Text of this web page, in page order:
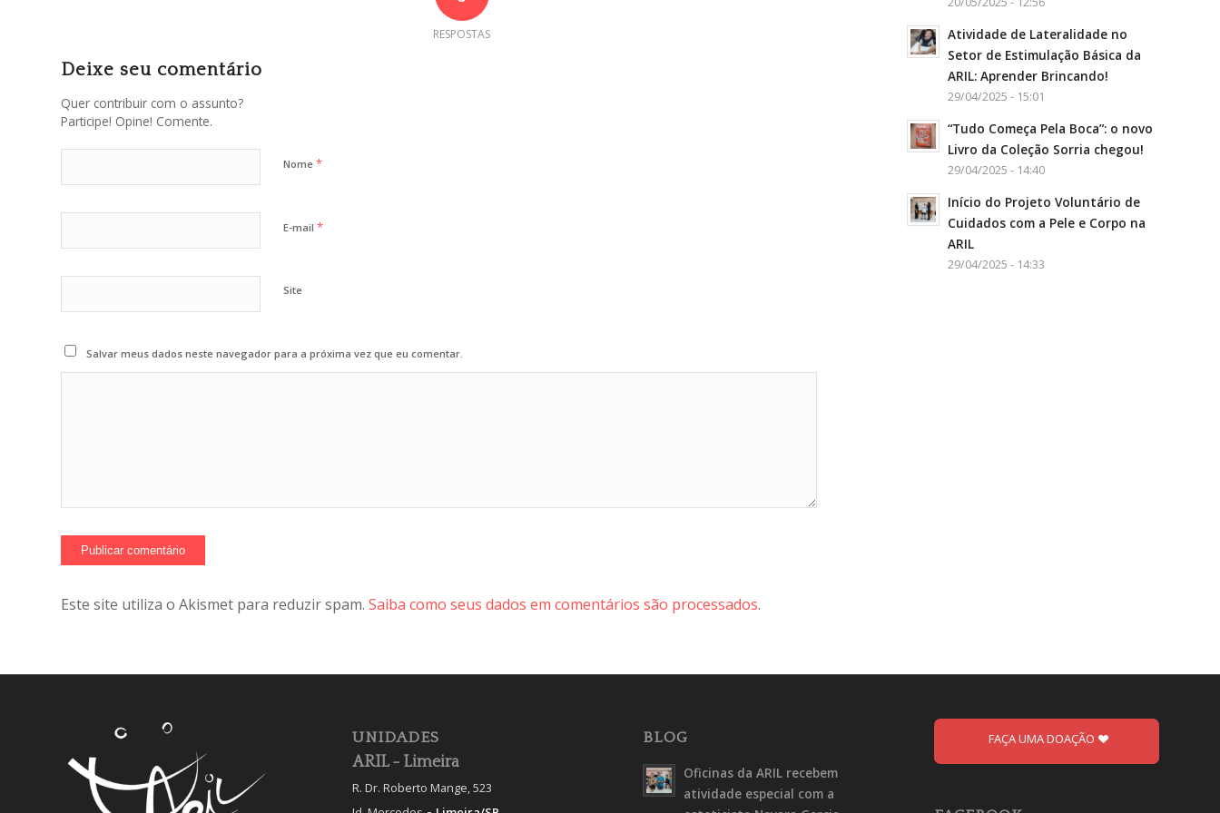
RESPOSTAS
Deixe seu comentário
Quer contribuir com o assunto?
Participe! Opine! Comente.
Nome *
E-mail *
Site
Salvar meus dados neste navegador para a próxima vez que eu comentar.
Este site utiliza o Akismet para reduzir spam. Saiba como seus dados em comentários são processados.
Atividade de Lateralidade no
Setor de Estimulação Básica da
ARIL: Aprender Brincando!
29/04/2025 - 15:01
“Tudo Começa Pela Boca”: o novo
Livro da Coleção Sorria chegou!
29/04/2025 - 14:40
Início do Projeto Voluntário de
Cuidados com a Pele e Corpo na
ARIL
29/04/2025 - 14:33
UNIDADES
ARIL - Limeira
R. Dr. Roberto Mange, 523
BLOG
Oficinas da ARIL recebem
atividade especial com a
FAÇA UMA DOAÇÃO